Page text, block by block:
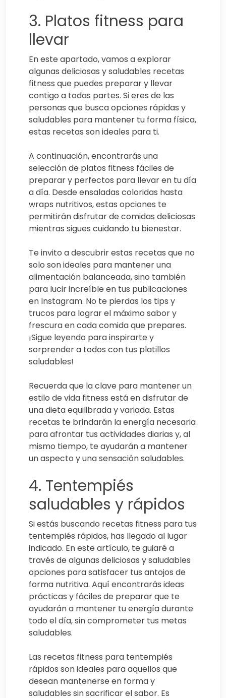
3. Platos fitness para
llevar
En este apartado, vamos a explorar
algunas deliciosas y saludables recetas
fitness que puedes preparar y llevar
contigo a todas partes. Si eres de las
personas que busca opciones rápidas y
saludables para mantener tu forma física,
estas recetas son ideales para ti.
A continuación, encontrarás una
selección de platos fitness fáciles de
preparar y perfectos para llevar en tu día
a día. Desde ensaladas coloridas hasta
wraps nutritivos, estas opciones te
permitirán disfrutar de comidas deliciosas
mientras sigues cuidando tu bienestar.
Te invito a descubrir estas recetas que no
solo son ideales para mantener una
alimentación balanceada, sino también
para lucir increíble en tus publicaciones
en Instagram. No te pierdas los tips y
trucos para lograr el máximo sabor y
frescura en cada comida que prepares.
¡Sigue leyendo para inspirarte y
sorprender a todos con tus platillos
saludables!
Recuerda que la clave para mantener un
estilo de vida fitness está en disfrutar de
una dieta equilibrada y variada. Estas
recetas te brindarán la energía necesaria
para afrontar tus actividades diarias y, al
mismo tiempo, te ayudarán a mantener
un aspecto y una sensación saludables.
4. Tentempiés
saludables y rápidos
Si estás buscando recetas fitness para tus
tentempiés rápidos, has llegado al lugar
indicado. En este artículo, te guiaré a
través de algunas deliciosas y saludables
opciones para satisfacer tus antojos de
forma nutritiva. Aquí encontrarás ideas
prácticas y fáciles de preparar que te
ayudarán a mantener tu energía durante
todo el día, sin comprometer tus metas
saludables.
Las recetas fitness para tentempiés
rápidos son ideales para aquellos que
desean mantenerse en forma y
saludables sin sacrificar el sabor. Es